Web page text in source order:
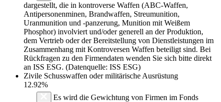
dargestellt, die in kontroverse Waffen (ABC-Waffen,
Antipersonenminen, Brandwaffen, Streumunition,
Uranmunition und -panzerung, Munition mit Weißem
Phosphor) involviert und/oder generell an der Produktion,
dem Vertrieb oder der Bereitstellung von Dienstleistungen im
Zusammenhang mit Kontroversen Waffen beteiligt sind. Bei
Rückfragen zu den Firmendaten wenden Sie sich bitte direkt
an ISS ESG. (Datenquelle: ISS ESG)
Zivile Schusswaffen oder militärische Ausrüstung
12.92%
Es wird die Gewichtung von Firmen im Fonds